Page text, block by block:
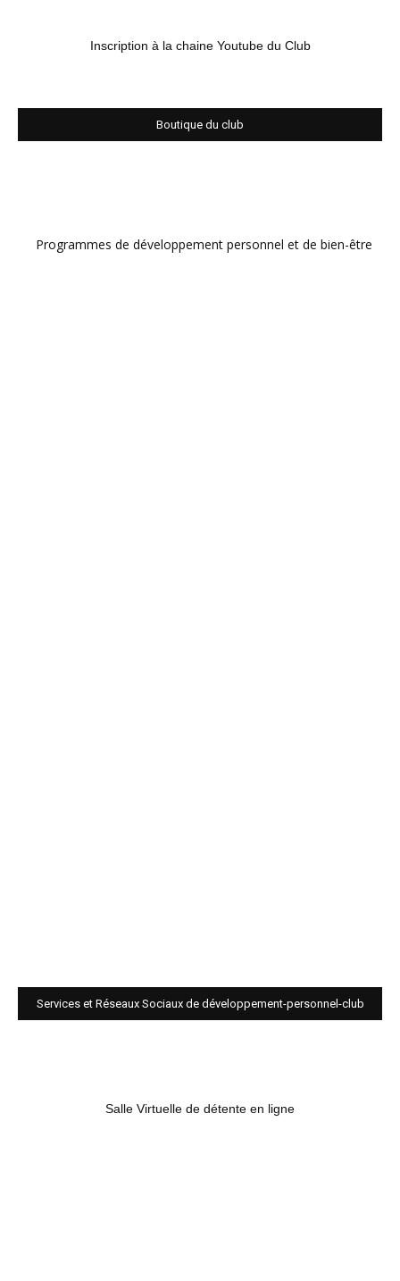
Inscription à la chaine Youtube du Club
Boutique du club
Programmes de développement personnel et de bien-être
Services et Réseaux Sociaux de développement-personnel-club
Salle Virtuelle de détente en ligne